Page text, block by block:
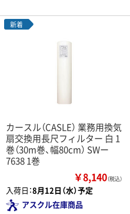
新着
カースル（CASLE） 業務用換気
扇交換用長尺フィルター 白 1
巻（30m巻、幅80cm） SWー
7638 1巻
￥8,140（税込）
入荷日：8月12日（水）予定
アスクル在庫商品